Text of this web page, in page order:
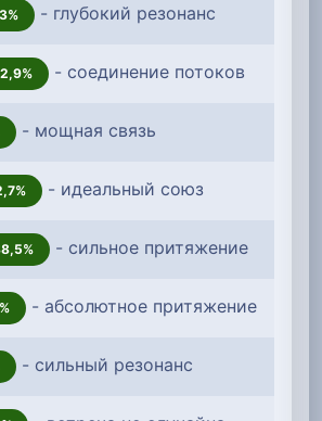
- глубокий резонанс
- соединение потоков
- мощная связь
- идеальный союз
- сильное притяжение
- абсолютное притяжение
- сильный резонанс